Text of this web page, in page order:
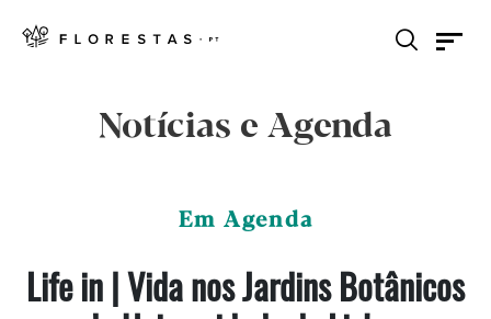
Notícias e Agenda
Em Agenda
Life in | Vida nos Jardins Botânicos